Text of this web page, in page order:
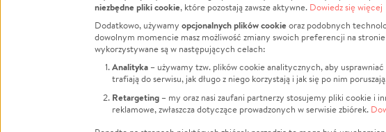
FacebookTwitter Instagram
LinkedInTikTok Youtube
Jak to działa?
Regulamin
Polityka Prywatności
Kontakt
Porównanie serwisów
Polityka plików cookie
Zarządzaj zgodami
niezbędne pliki cookie, które pozostają zawsze aktywne. Dowiedz się więcej
Dodatkowo, używamy opcjonalnych plików cookieoraz podobnych
dowolnym momencie masz możliwość zmiany swoich preferencji na
wykorzystywane są w następujących celach:
Analityka – używamy tzw. plików cookie analitycznych, aby
trafiają do serwisu, jak długo z niego korzystają i jak się po nim
Retargeting – my oraz nasi zaufani partnerzy stosujemy pliki cookie i
reklamowe, zwłaszcza dotyczące prowadzonych w serwisie zbiórek.